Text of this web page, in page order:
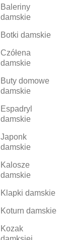
Baleriny
damskie
Botki damskie
Czółena
damskie
Buty domowe
damskie
Espadryl
damskie
Japonk
damskie
Kalosze
damskie
Klapki damskie
Koturn damskie
Kozak